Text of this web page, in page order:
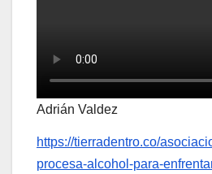
Adrián Valdez
https://tierradentro.co/
procesa-alcohol-para-